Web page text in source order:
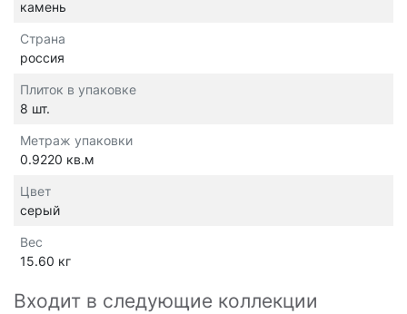
камень
Страна
россия
Плиток в упаковке
8 шт.
Метраж упаковки
0.9220 кв.м
Цвет
серый
Вес
15.60 кг
Входит в следующие коллекции